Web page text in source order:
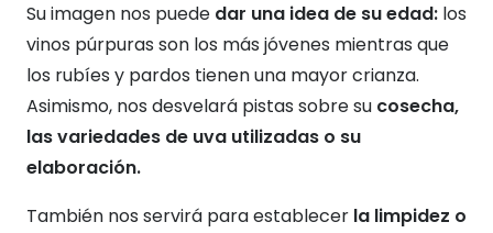
Su imagen nos puede dar una idea de su edad: los
vinos púrpuras son los más jóvenes mientras que
los rubíes y pardos tienen una mayor crianza.
Asimismo, nos desvelará pistas sobre su cosecha,
las variedades de uva utilizadas o su
elaboración.
También nos servirá para establecer la limpidez o